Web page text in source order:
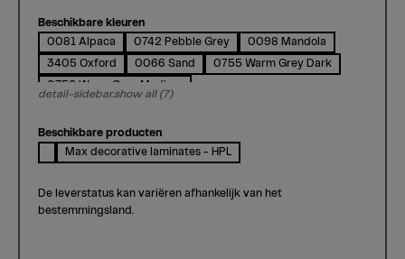
Beschikbare kleuren
0081 Alpaca
0742 Pebble Grey 0098 Mandola
3405 Oxford 0066 Sand 0755 Warm Grey Dark
0756 Warm Grey Medium
detail-sidebar.show all (7)
Beschikbare producten
Max decorative laminates - HPL
De leverstatus kan variëren afhankelijk van het
bestemmingsland.